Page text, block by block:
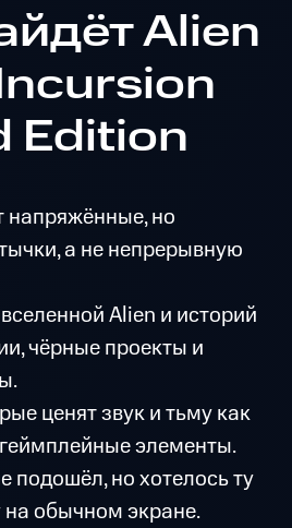
Alien
Edition
напряжённые, но
а не непрерывную
Alien и историй
чёрные проекты и
ценят звук и тьму как
элементы.
подошёл, но хотелось ту
обычном экране.